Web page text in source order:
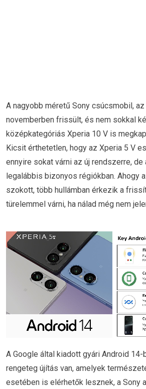
A nagyobb méretű Sony csúcsmobil,
novemberben frissült, és nem sokkal
középkategóriás Xperia 10 V is
Kicsit érthetetlen, hogy az Xperia 5 V
ennyire sokat várni az új rendszerre, de
legalábbis bizonyos régiókban. Ahogy
szokott, több hullámban érkezik a
türelemmel várni, ha nálad még nem
A Google által kiadott gyári Android 14-
rengeteg újítás van, amelyek
esetében is elérhetők lesznek, a Sony